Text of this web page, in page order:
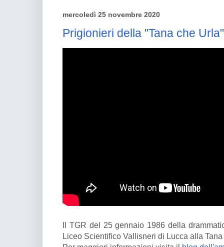
mercoledì 25 novembre 2020
Prigionieri della "Tana che
Il TGR del 25 gennaio 1986 della
Liceo Scientifico Vallisneri di Lucca alla